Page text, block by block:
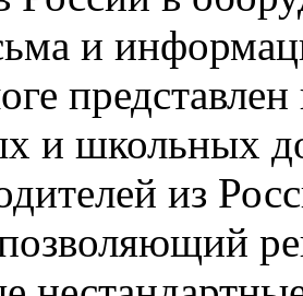
и
и школьных
из